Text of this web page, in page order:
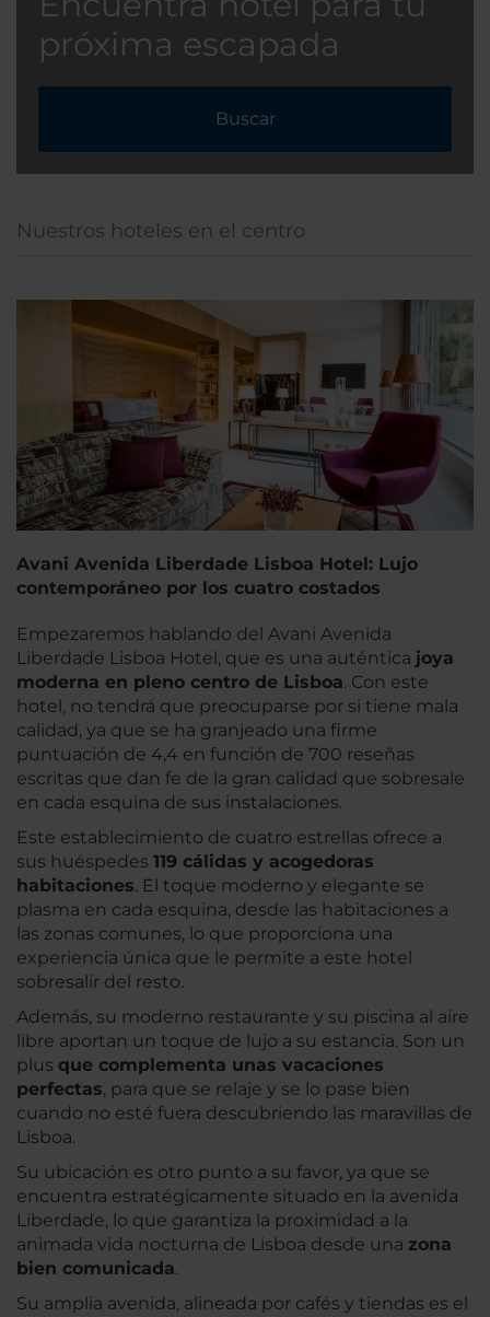
próxima escapada
Buscar
Nuestros hoteles en el centro
Avani Avenida Liberdade Lisboa Hotel: Lujo
contemporáneo por los cuatro costados
Empezaremos hablando del Avani Avenida
Liberdade Lisboa Hotel, que es una auténtica joya
moderna en pleno centro de Lisboa. Con este
hotel, no tendrá que preocuparse por si tiene mala
calidad, ya que se ha granjeado una firme
puntuación de 4,4 en función de 700 reseñas
escritas que dan fe de la gran calidad que sobresale
en cada esquina de sus instalaciones.
Este establecimiento de cuatro estrellas ofrece a
sus huéspedes 119 cálidas y acogedoras
habitaciones. El toque moderno y elegante se
plasma en cada esquina, desde las habitaciones a
las zonas comunes, lo que proporciona una
experiencia única que le permite a este hotel
sobresalir del resto.
Además, su moderno restaurante y su piscina al aire
libre aportan un toque de lujo a su estancia. Son un
plus que complementa unas vacaciones
perfectas, para que se relaje y se lo pase bien
cuando no esté fuera descubriendo las maravillas de
Lisboa.
Su ubicación es otro punto a su favor, ya que se
encuentra estratégicamente situado en la avenida
Liberdade, lo que garantiza la proximidad a la
animada vida nocturna de Lisboa desde una zona
bien comunicada.
Su amplia avenida, alineada por cafés y tiendas es el